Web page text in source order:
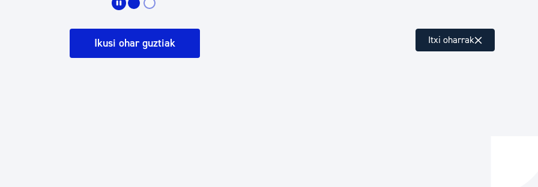
Gune publikoa, hondakinak eta ingurumena
Ikusi ohar guztiak Itxi oharrak